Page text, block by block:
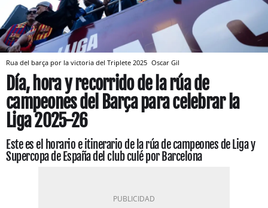
Rua del barça por la victoria del Triplete 2025 Oscar Gil
Día, hora y recorrido de la rúa de
campeones del Barça para celebrar la
Liga 2025-26
Este es el horario e itinerario de la rúa de campeones de Liga y
Supercopa de España del club culé por Barcelona